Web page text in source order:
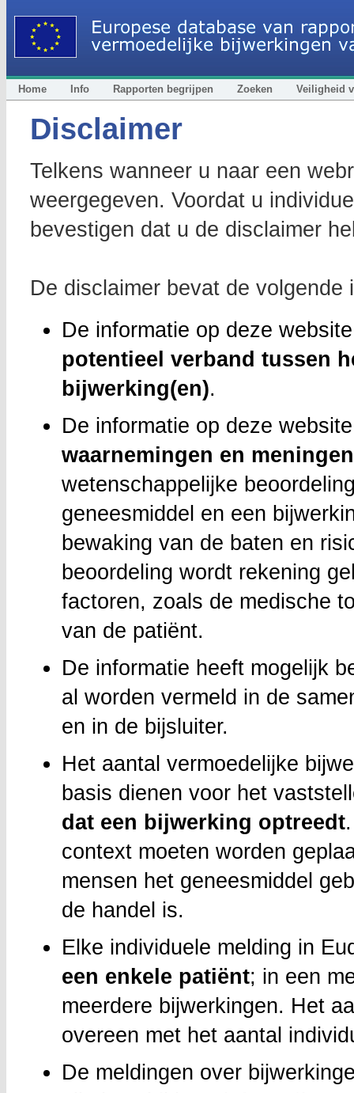
Home Info Rapporten begrijpen Zoeken Veiligheid
Disclaimer
Telkens wanneer u naar een
weergegeven. Voordat u
bevestigen dat u de disclaimer
De disclaimer bevat de volgende
De informatie op deze
potentieel verband tussen
bijwerking(en).
De informatie op deze
waarnemingen en
wetenschappelijke
geneesmiddel en een
bewaking van de baten en
beoordeling wordt rekening
factoren, zoals de medische
van de patiënt.
De informatie heeft mogelijk
al worden vermeld in de
en in de bijsluiter.
Het aantal vermoedelijke
basis dienen voor het
dat een bijwerking optreedt
context moeten worden
mensen het geneesmiddel
de handel is.
Elke individuele melding in
een enkele patiënt; in een
meerdere bijwerkingen. Het
overeen met het aantal
De meldingen over